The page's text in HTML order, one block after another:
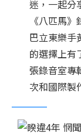
迷，一起分
《八匹馬
巴立東樂手
的選擇上有
張錄音室專
次和國際